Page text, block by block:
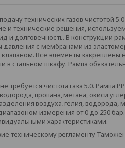
технических газов чистотой
технические решения,
и долговечность. В конструкции
давления с мембранами из
Все элементы
в стальном шкафу. Рампа
требуется чистота газа 5.0. Рампа
пропана, метана, окиси
воздуха, гелия, водорода,
измерения от 0 до 250
характеристиками.
техническому регламенту